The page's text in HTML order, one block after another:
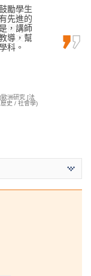
方面的
部分。
療專業
會文化
勵學生
先進的
，講師
導，幫
科。
洲研究 [法
史 / 社會學)
去學
最後如